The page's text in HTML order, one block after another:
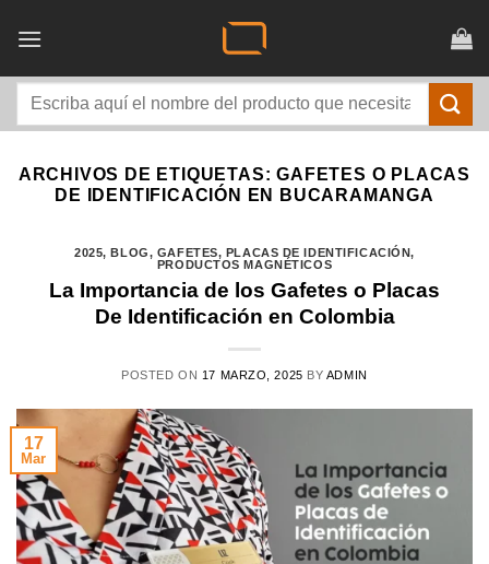
Buscar
ARCHIVOS DE ETIQUETAS:GAFETES O PLACAS
DE IDENTIFICACIÓN EN BUCARAMANGA
2025,BLOG, GAFETES, PLACAS DE IDENTIFICACIÓN,
PRODUCTOS MAGNÉTICOS
La Importancia de los Gafetes o Placas
De Identificación en Colombia
POSTED ON 17 MARZO, 2025 BY ADMIN
17
Mar